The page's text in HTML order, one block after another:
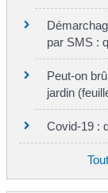
par SMS :
Peut-on
jardin
Covid-19 :